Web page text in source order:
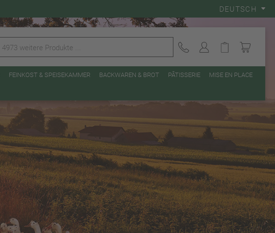
DEUTSCH
FEINKOST & SPEISEKAMMER BACKWAREN & BROT PÂTISSERIE MISE EN PLACE